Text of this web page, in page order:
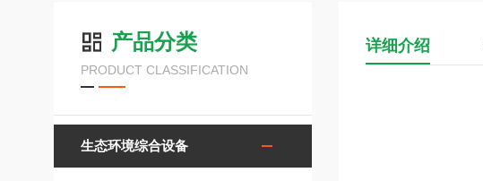
产品分类
PRODUCT CLASSIFICATION
生态环境综合设备
详细介绍